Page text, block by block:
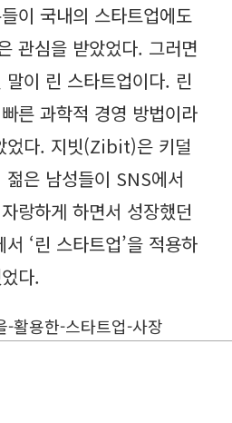
이 국내의 스타트업에도
관심을 받았었다. 그러면
이 린 스타트업이다. 린
른 과학적 경영 방법이라
었다. 지빗(Zibit)은 키덜
은 남성들이 SNS에서
랑하게 하면서 성장했던
‘린 스타트업’을 적용하
다.